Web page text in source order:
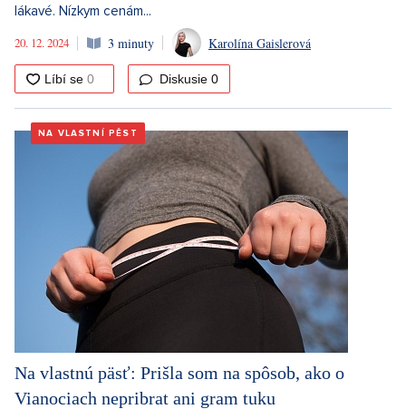
lákavé. Nízkym cenám...
20. 12. 2024
3 minuty Karolína Gaislerová
Diskusie 0
NA VLASTNÍ PĚST
Na vlastnú päsť: Prišla som na spôsob, ako o
Vianociach nepribrat ani gram tuku